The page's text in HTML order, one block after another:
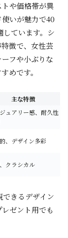
や価格帯が異
いが魅力で40
ています。シ
徴で、女性芸
フや小ぶりな
めです。
主な特徴
ュアリー感、耐久性
、デザイン多彩
クラシカル
きるデザイン
ゼント用でも